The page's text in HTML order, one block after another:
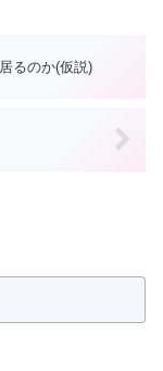
るのか(仮説)